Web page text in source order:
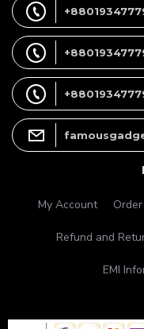
My Account
Refund and
EMI